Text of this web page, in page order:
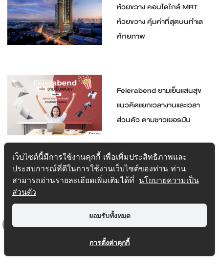
ห้วยขวาง คอนโดใกล้ MRT
ห้วยขวาง คุ้มค่าที่สุดบนทำเล
ศักยภาพ
Feierabend ยามเย็นแสนสุข
แนวคิดแยกเวลางานและเวลา
ส่วนตัว ตามชาวเยอรมัน
1 2 3 > >>
เว็บไซต์นี้มีการใช้งานคุกกี้ เพื่อเพิ่มประสิทธิภาพและ
ประสบการณ์ที่ดีในการใช้งานเว็บไซต์ของท่าน ท่าน
สามารถอ่านรายละเอียดเพิ่มเติมได้ที่ นโยบายความเป็น
ส่วนตัว
ยอมรับทั้งหมด
การตั้งค่าคุกกี้